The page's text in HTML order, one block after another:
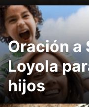
Oración a
Loyola
hijos